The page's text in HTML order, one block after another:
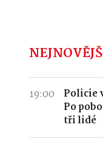
19:00
Policie
Po
tři lidé